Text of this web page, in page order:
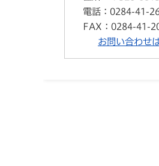
電話： 0284-41-
FAX： 0284-41-
お問い合わせ